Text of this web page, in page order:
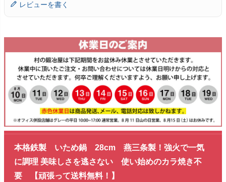
レビューを書く
本格鉄製 いため鍋 28cm 燕三条製！強火で一気
に調理 美味しさを逃さない 使い始めのカラ焼き不
要 【頑張って送料無料！】